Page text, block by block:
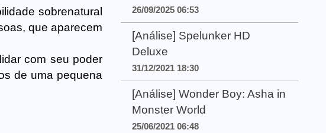
sobrenatural
que aparecem
com seu poder
de uma pequena
26/09/2025 06:53
[Análise] Spelunker HD
Deluxe
31/12/2021 18:30
[Análise] Wonder Boy: Asha in
Monster World
25/06/2021 06:48